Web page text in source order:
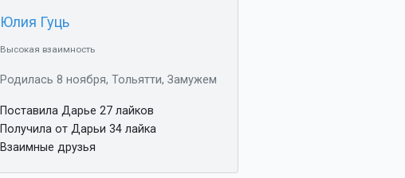
Юлия Гуць
Высокая взаимность
Родилась 8 ноября, Тольятти, Замужем
Поставила Дарье 27 лайков
Получила от Дарьи 34 лайка
Взаимные друзья